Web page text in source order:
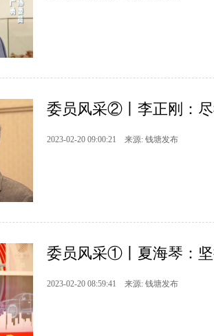
委员风采②丨李正刚：
2023-02-20 09:00:21 来源: 钱塘发布
委员风采①丨夏海琴：
2023-02-20 08:59:41 来源: 钱塘发布